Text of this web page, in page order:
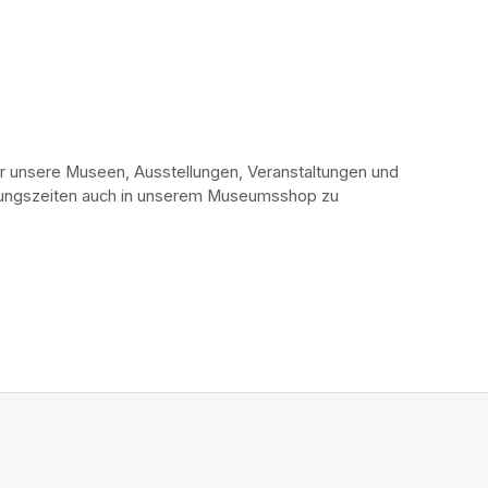
Museen, Ausstellungen, Veranstaltungen und
auch in unserem Museumsshop zu